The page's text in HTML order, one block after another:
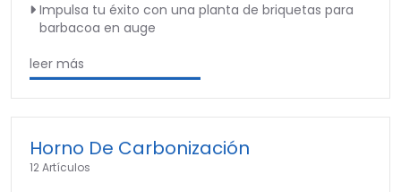
Impulsa tu éxito con una planta de briquetas para
barbacoa en auge
leer más
Horno De Carbonización
12 Artículos